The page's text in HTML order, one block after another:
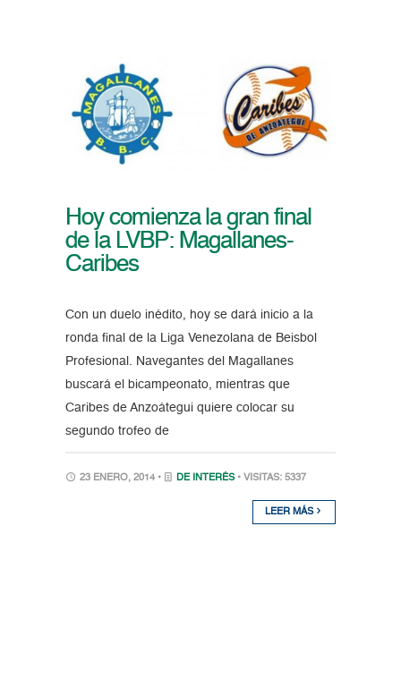
Hoy comienza la gran final
de la LVBP: Magallanes-
Caribes
Con un duelo inédito, hoy se dará inicio a la
ronda final de la Liga Venezolana de Beisbol
Profesional. Navegantes del Magallanes
buscará el bicampeonato, mientras que
Caribes de Anzoátegui quiere colocar su
segundo trofeo de
23 ENERO, 2014 • DE INTERÉS • VISITAS: 5337
LEER MÁS